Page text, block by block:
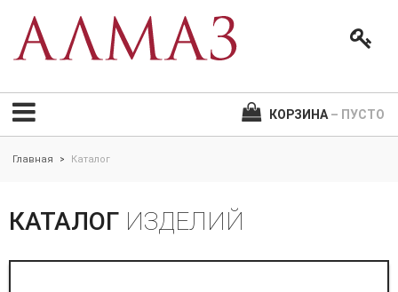
КОРЗИНА – ПУСТО
Главная > Каталог
КАТАЛОГ ИЗДЕЛИЙ